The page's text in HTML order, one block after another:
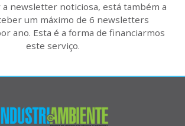
newsletter noticiosa, está também a
um máximo de 6 newsletters
ano. Esta é a forma de financiarmos
este serviço.